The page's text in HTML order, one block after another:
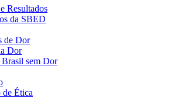
Resultados
da SBED
de Dor
Dor
sem Dor
Ética